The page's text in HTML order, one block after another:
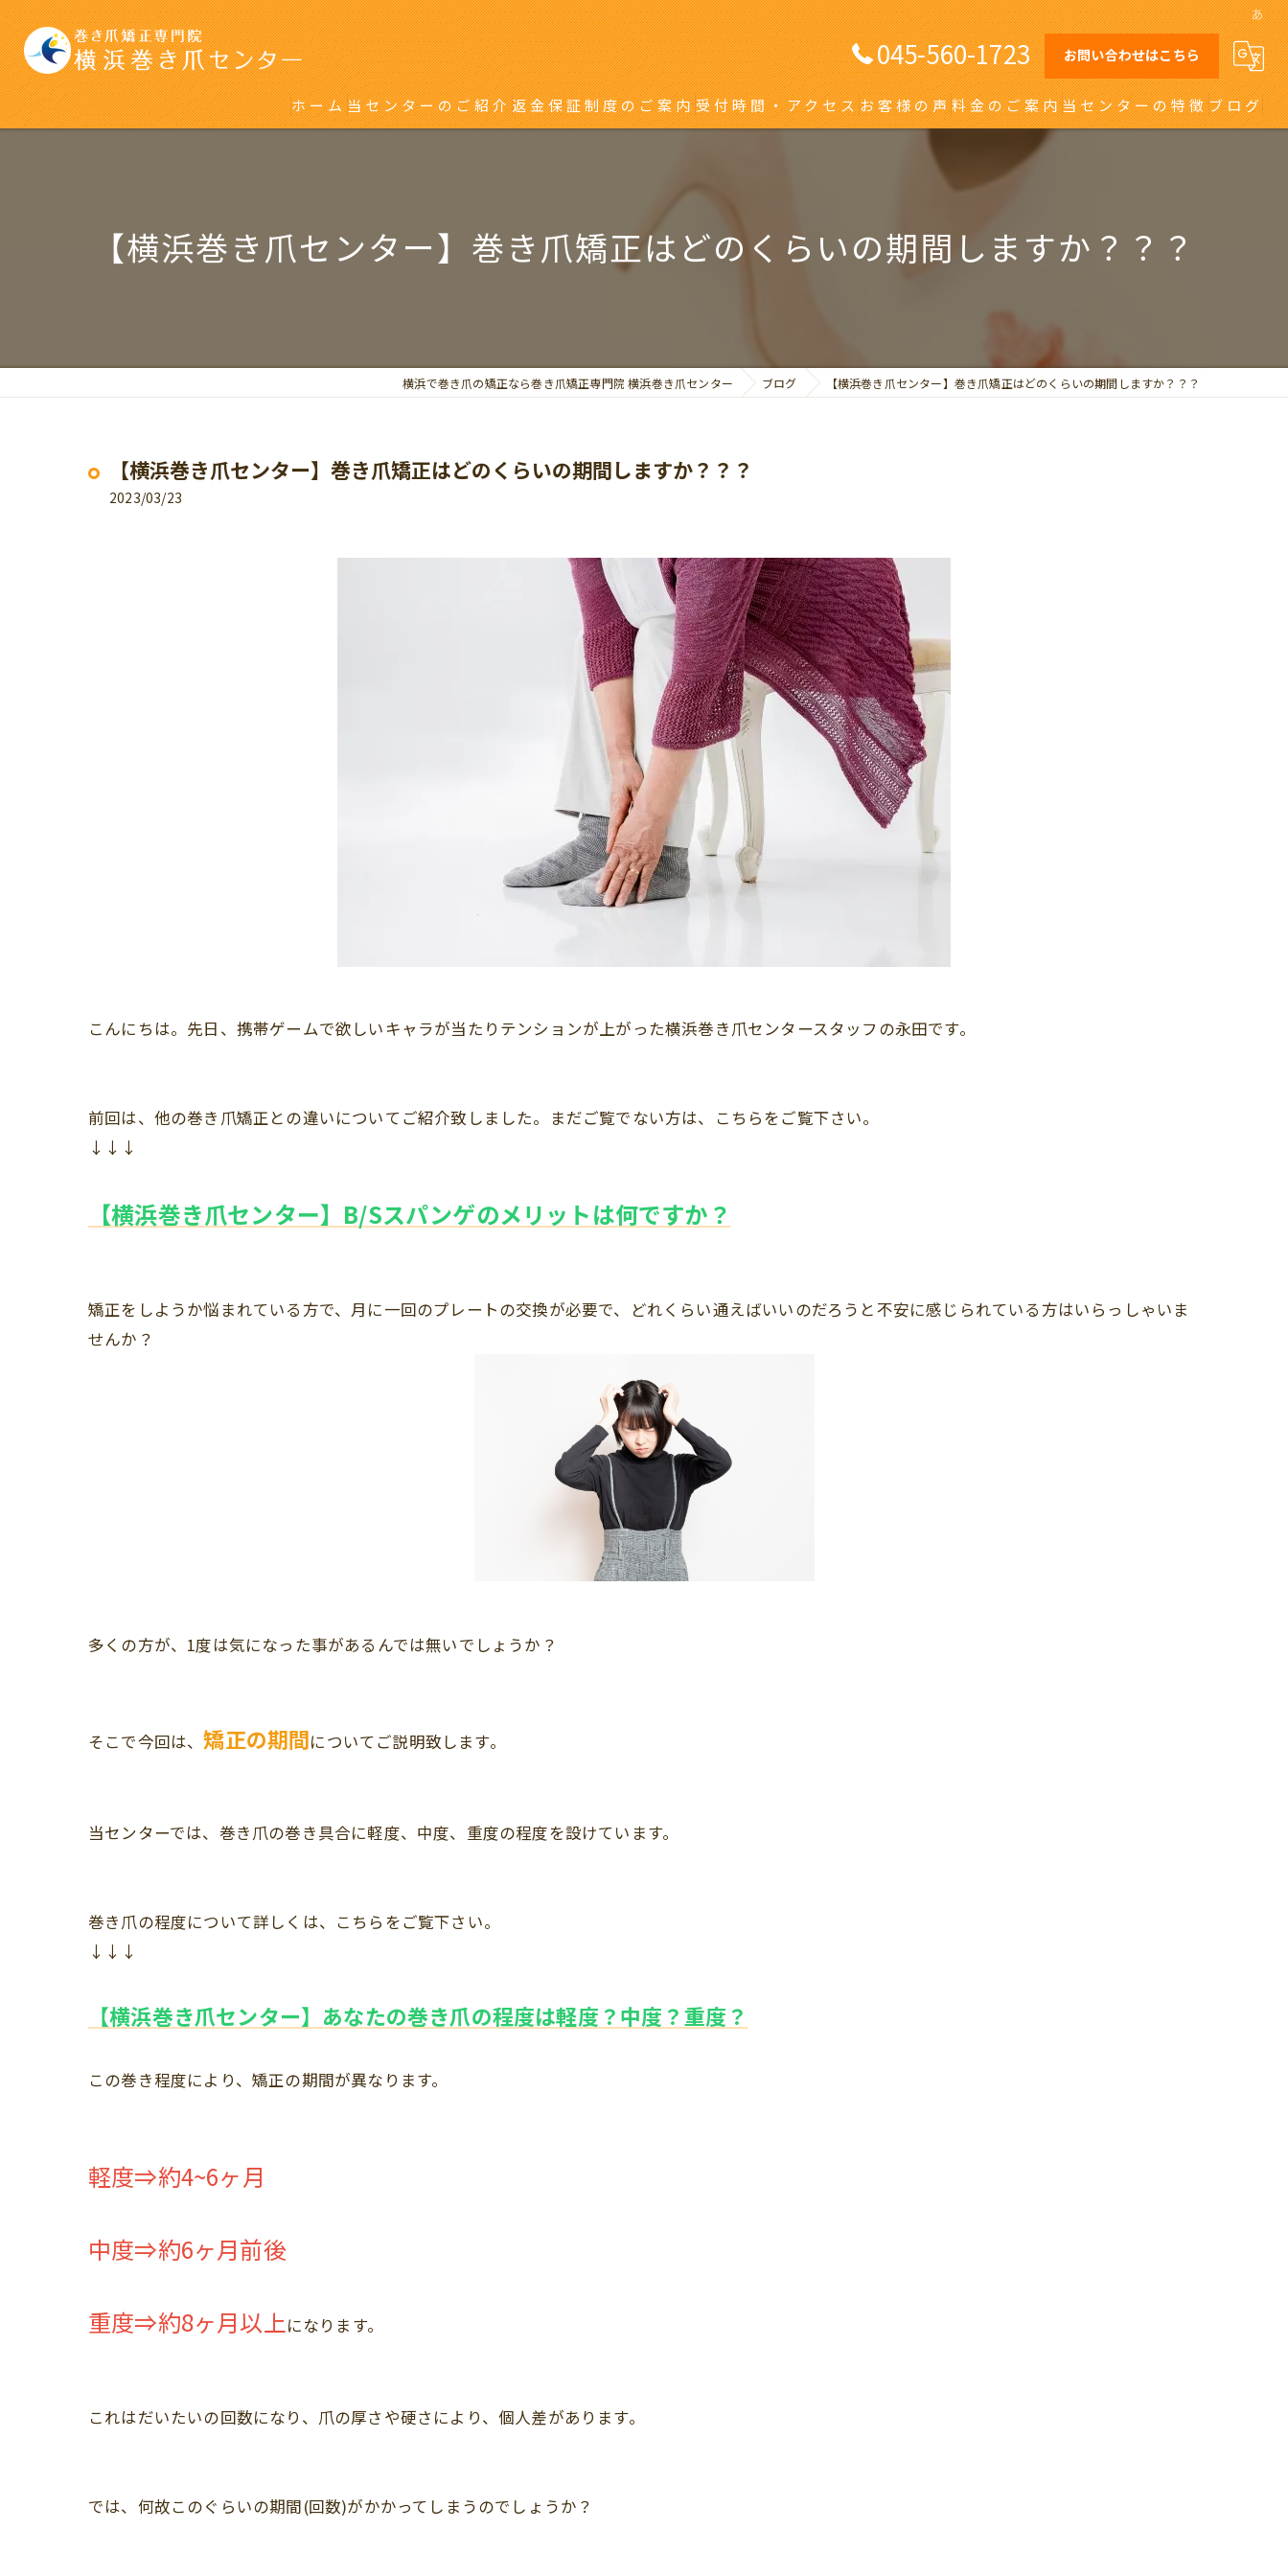
あ
045-560-1723 お問い合わせはこちら
ホーム当センターのご紹介返金保証制度のご案内受付時間・アクセスお客様の声料金のご案内当センターの特徴
川崎の巻き爪
ブログ
【横浜巻き爪センター】巻き爪矯正はどのくらいの期間しますか？？？
横浜で巻き爪の矯正なら巻き爪矯正専門院 横浜巻き爪センター ブログ 【横浜巻き爪センター】巻き爪矯正はどのくらいの期間しますか？？？
【横浜巻き爪センター】巻き爪矯正はどのくらいの期間しますか？？？
2023/03/23
こんにちは。先日、携帯ゲームで欲しいキャラが当たりテンションが上がった横浜巻き爪センタースタッフの永田です。
前回は、他の巻き爪矯正との違いについてご紹介致しました。まだご覧でない方は、こちらをご覧下さい。
↓↓↓
【横浜巻き爪センター】B/Sスパンゲのメリットは何ですか？
矯正をしようか悩まれている方で、月に一回のプレートの交換が必要で、どれくらい通えばいいのだろうと不安に感じられている方はいらっしゃいま
せんか？
多くの方が、1度は気になった事があるんでは無いでしょうか？
そこで今回は、矯正の期間についてご説明致します。
当センターでは、巻き爪の巻き具合に軽度、中度、重度の程度を設けています。
巻き爪の程度について詳しくは、こちらをご覧下さい。
↓↓↓
【横浜巻き爪センター】あなたの巻き爪の程度は軽度？中度？重度？
この巻き程度により、矯正の期間が異なります。
軽度⇒約4~6ヶ月
中度⇒約6ヶ月前後
重度⇒約8ヶ月以上 になります。
これはだいたいの回数になり、爪の厚さや硬さにより、個人差があります。
では、何故このぐらいの期間(回数)がかかってしまうのでしょうか？